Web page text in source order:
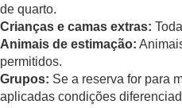
de quarto.
Crianças e camas extras:
Animais de estimação:
permitidos.
Grupos: Se a reserva for para
aplicadas condições